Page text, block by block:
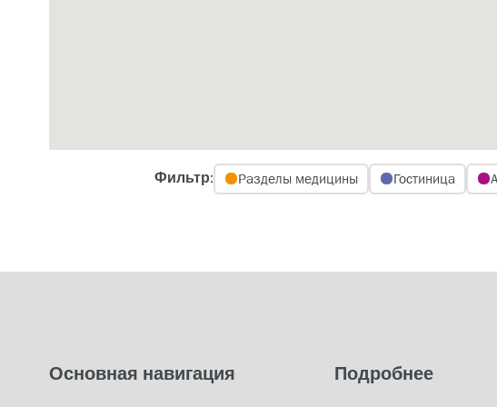
Фильтр: Разделы медицины Гостиница
Основная навигация Подробнее